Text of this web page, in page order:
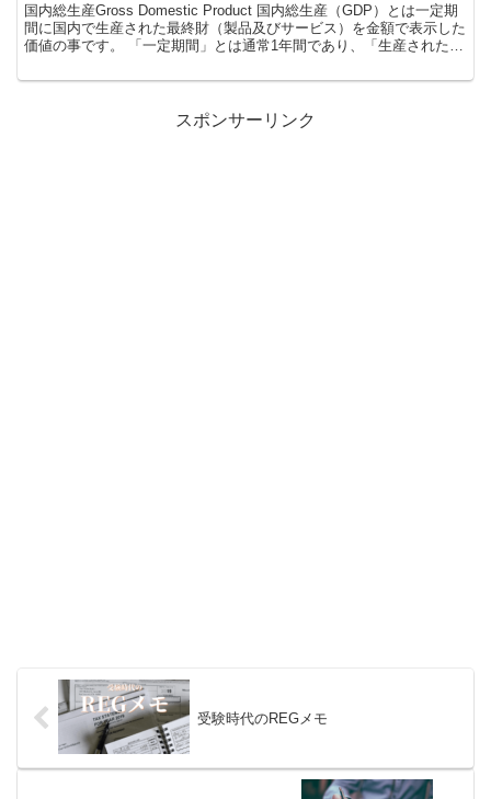
国内総生産Gross Domestic Product 国内総生産（GDP）とは一定期
間に国内で生産された最終財（製品及びサービス）を金額で表示した
価値の事です。 「一定期間」とは通常1年間であり、「生産された」
スポンサーリンク
受験時代のREGメモ